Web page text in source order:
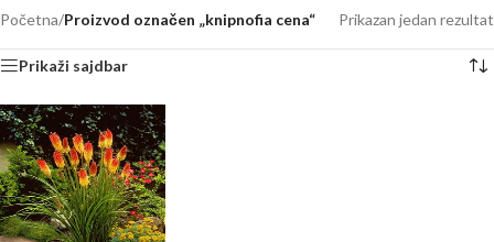
Početna/Proizvod označen „knipnofia cena“ Prikazan jedan rezultat
Prikaži sajdbar